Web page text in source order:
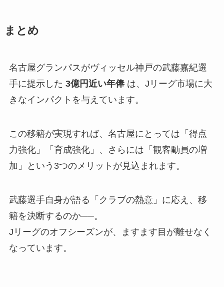
まとめ
名古屋グランパスがヴィッセル神戸の武藤嘉紀選
手に提示した 3億円近い年俸は、Jリーグ市場に大
きなインパクトを与えています。
この移籍が実現すれば、名古屋にとっては「得点
力強化」「育成強化」、さらには「観客動員の増
加」という3つのメリットが見込まれます。
武藤選手自身が語る「クラブの熱意」に応え、移
籍を決断するのか──。
Jリーグのオフシーズンが、ますます目が離せなく
なっています。